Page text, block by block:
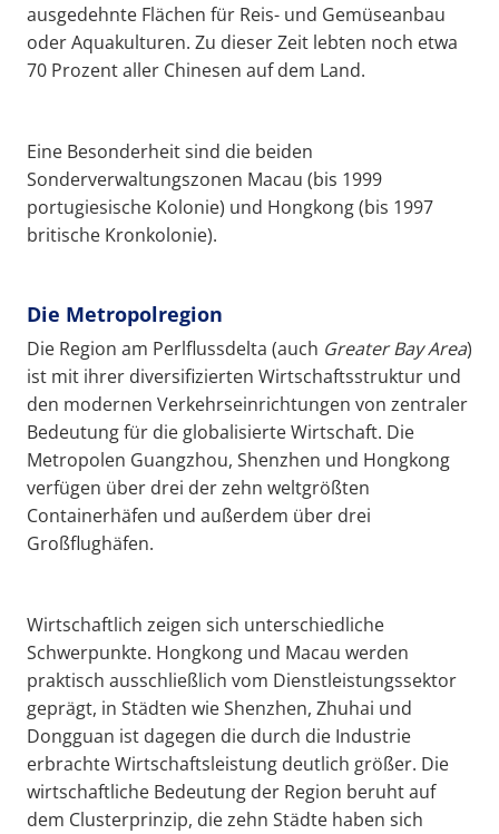
ausgedehnte Flächen für Reis- und Gemüseanbau
oder Aquakulturen. Zu dieser Zeit lebten noch etwa
70 Prozent aller Chinesen auf dem Land.
Eine Besonderheit sind die beiden
Sonderverwaltungszonen Macau (bis 1999
portugiesische Kolonie) und Hongkong (bis 1997
britische Kronkolonie).
Die Metropolregion
Die Region am Perlflussdelta (auch GreaterBay Area)
ist mit ihrer diversifizierten Wirtschaftsstruktur und
den modernen Verkehrseinrichtungen von zentraler
Bedeutung für die globalisierte Wirtschaft. Die
Metropolen Guangzhou, Shenzhen und Hongkong
verfügen über drei der zehn weltgrößten
Containerhäfen und außerdem über drei
Großflughäfen.
Wirtschaftlich zeigen sich unterschiedliche
Schwerpunkte. Hongkong und Macau werden
praktisch ausschließlich vom Dienstleistungssektor
geprägt, in Städten wie Shenzhen, Zhuhai und
Dongguan ist dagegen die durch die Industrie
erbrachte Wirtschaftsleistung deutlich größer. Die
wirtschaftliche Bedeutung der Region beruht auf
dem Clusterprinzip, die zehn Städte haben sich